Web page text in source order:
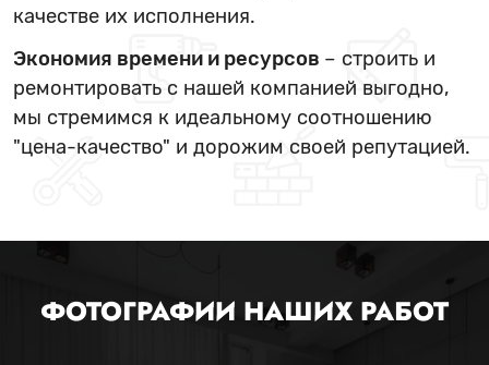
качестве их исполнения.
Экономия времени и ресурсов – строить и
ремонтировать с нашей компанией выгодно,
мы стремимся к идеальному соотношению
"цена-качество" и дорожим своей репутацией.
ФОТОГРАФИИ НАШИХ РАБОТ